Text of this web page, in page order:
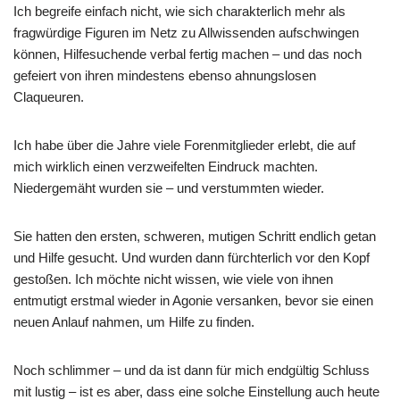
Ich begreife einfach nicht, wie sich charakterlich mehr als
fragwürdige Figuren im Netz zu Allwissenden aufschwingen
können, Hilfesuchende verbal fertig machen – und das noch
gefeiert von ihren mindestens ebenso ahnungslosen
Claqueuren.
Ich habe über die Jahre viele Forenmitglieder erlebt, die auf
mich wirklich einen verzweifelten Eindruck machten.
Niedergemäht wurden sie – und verstummten wieder.
Sie hatten den ersten, schweren, mutigen Schritt endlich getan
und Hilfe gesucht. Und wurden dann fürchterlich vor den Kopf
gestoßen. Ich möchte nicht wissen, wie viele von ihnen
entmutigt erstmal wieder in Agonie versanken, bevor sie einen
neuen Anlauf nahmen, um Hilfe zu finden.
Noch schlimmer – und da ist dann für mich endgültig Schluss
mit lustig – ist es aber, dass eine solche Einstellung auch heute